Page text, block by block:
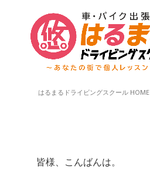
はるまるドライビングスクール HOME
皆様、こんばんは。